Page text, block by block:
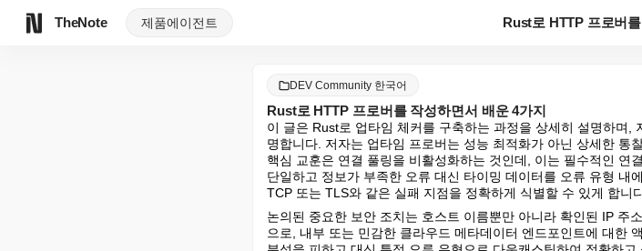
TheNote 제품에이전트
DEV Community 한국어
Rust로 HTTP 프로버를 작성하면서 배운 4가지
이 글은 Rust로 업타임 체커를 구축하는 과정을 상세히 설명하며,
명합니다. 저자는 업타임 프로버는 성능 최적화가 아닌 상세한 통
핵심 교훈은 연결 풀링을 비활성화하는 것인데, 이는 필수적인 연
단일하고 정보가 부족한 오류 대신 타이밍 데이터를 오류 유형 내
TCP 또는 TLS와 같은 실패 지점을 정확하게 식별할 수 있게 합니
논의된 중요한 보안 조치는 호스트 이름뿐만 아니라 확인된 IP 주
으로, 내부 또는 민감한 클라우드 메타데이터 엔드포인트에 대한